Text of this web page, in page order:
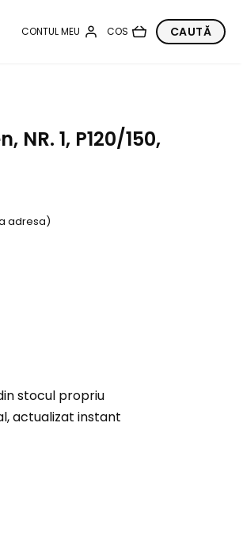
NR. 1, P120/150,
adresa)
stocul propriu
actualizat instant